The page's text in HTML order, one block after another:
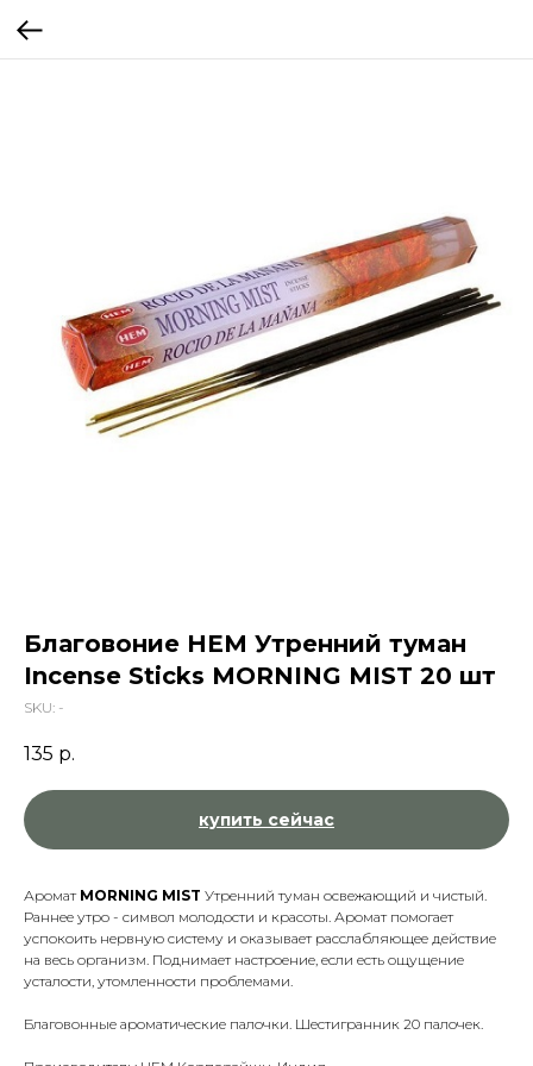
Благовоние HEM Утренний туман
Incense Sticks MORNING MIST 20 шт
SKU: -
135 р.
купить сейчас
Аромат MORNING MIST Утренний туман освежающий и чистый.
Раннее утро - символ молодости и красоты. Аромат помогает
успокоить нервную систему и оказывает расслабляющее действие
на весь организм. Поднимает настроение, если есть ощущение
усталости, утомленности проблемами.
Благовонные ароматические палочки. Шестигранник 20 палочек.